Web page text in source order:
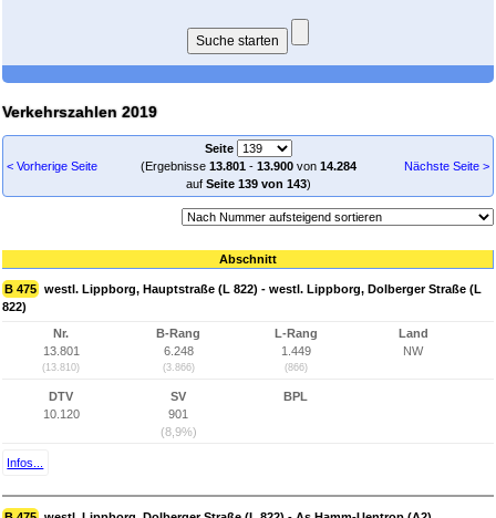
Verkehrszahlen 2019
< Vorherige Seite
Seite
(Ergebnisse 13.801- 13.900von 14.284
auf Seite 139 von 143)
Nächste Seite >
Abschnitt
B 475 westl. Lippborg, Hauptstraße (L 822) - westl. Lippborg, Dolberger Straße (L
822)
Nr.
13.801
(13.810)
B-Rang
6.248
(3.866)
L-Rang
1.449
(866)
Land
NW
DTV
10.120
SV
901
(8,9%)
BPL
Infos...